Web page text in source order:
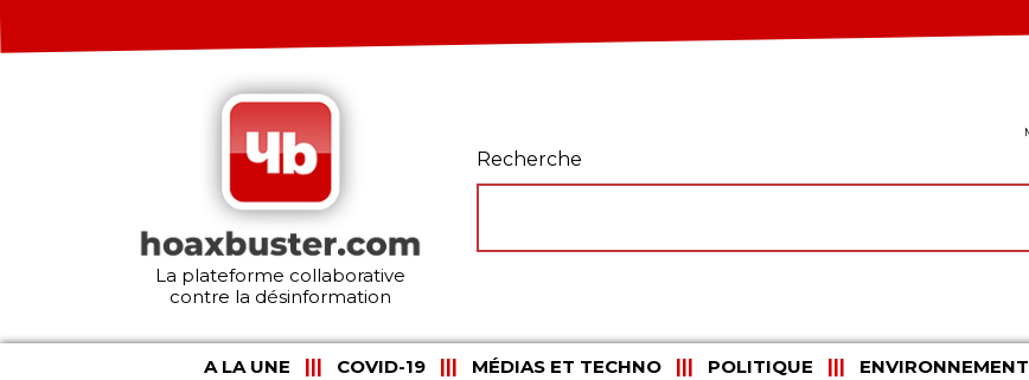
La plateforme collaborative
contre la désinformation
Recherche
A LA UNE COVID-19 MÉDIAS ET TECHNO POLITIQUE ENVIRONNEMENT